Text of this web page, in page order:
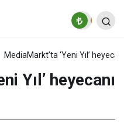
MediaMarkt’ta ‘Yeni Yıl’
Yıl’ heyecanı
sektöre yön veren
V3